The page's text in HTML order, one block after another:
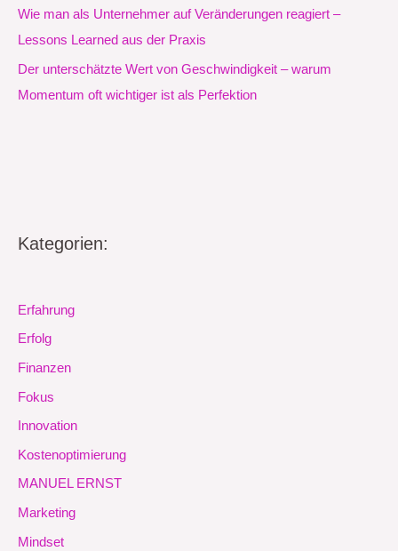
Wie man als Unternehmer auf Veränderungen reagiert –
Lessons Learned aus der Praxis
Der unterschätzte Wert von Geschwindigkeit – warum
Momentum oft wichtiger ist als Perfektion
Kategorien:
Erfahrung
Erfolg
Finanzen
Fokus
Innovation
Kostenoptimierung
MANUEL ERNST
Marketing
Mindset